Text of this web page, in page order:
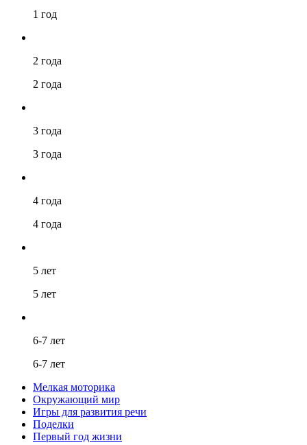
1 год
2 года
2 года
3 года
3 года
4 года
4 года
5 лет
5 лет
6-7 лет
6-7 лет
Мелкая моторика
Окружающий мир
Игры для развития речи
Поделки
Первый год жизни